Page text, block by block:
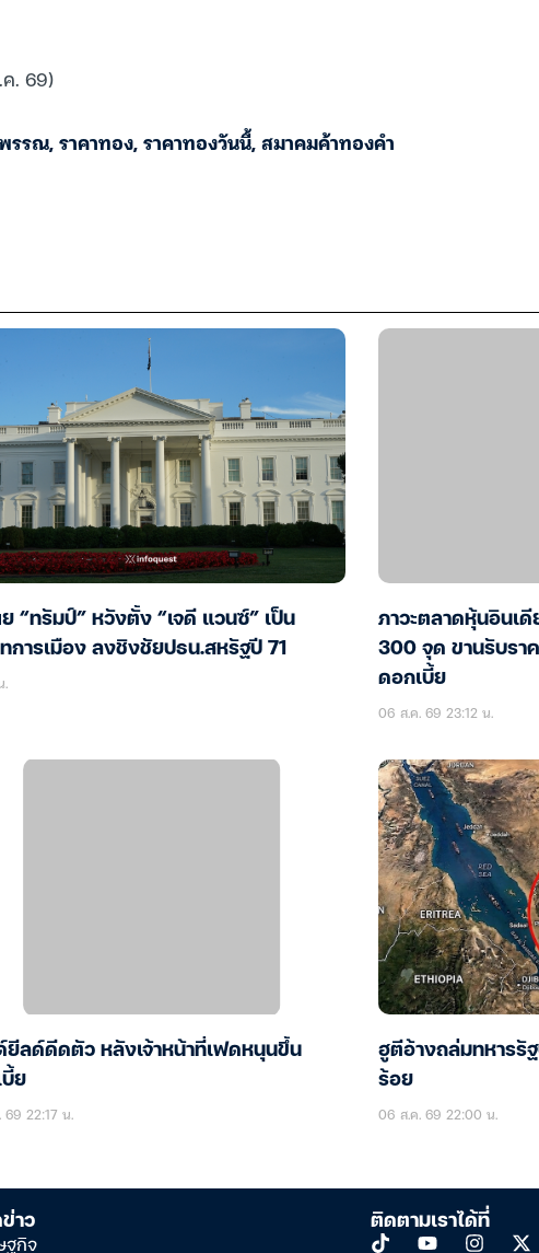
. 69)
รรณ,ราคาทอง,ราคาทองวันนี้,สมาคมค้าทองคำ
“ทรัมป์” หวังตั้ง “เจดี แวนซ์” เป็น
การเมือง ลงชิงชัยปธน.สหรัฐปี 71
.
ภาวะตลาดหุ้นอินเ
300 จุด ขานรับรา
ดอกเบี้ย
06 ส.ค. 69 23:12 น.
ยีลด์ดีดตัว หลังเจ้าหน้าที่เฟดหนุนขึ้น
บี้ย
69 22:17 น.
ฮูตีอ้างถล่มทหารรัฐ
ร้อย
06 ส.ค. 69 22:00 น.
าว
ฐกิจ
ติดตามเราได้ที่